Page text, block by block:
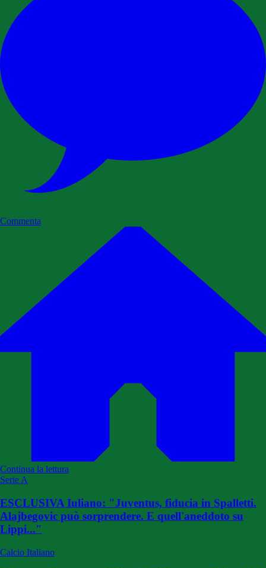
Commenta
Continua la lettura
Serie A
ESCLUSIVA Iuliano: "Juventus, fiducia in Spalletti.
Alajbegovic può sorprendere. E quell'aneddoto su
Lippi..."
Calcio Italiano